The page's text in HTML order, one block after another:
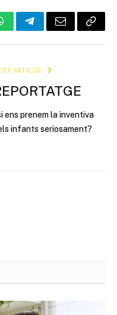
TelegramEmail Copy
ARTICLE
si ens prenem la inventiva
infants seriosament?